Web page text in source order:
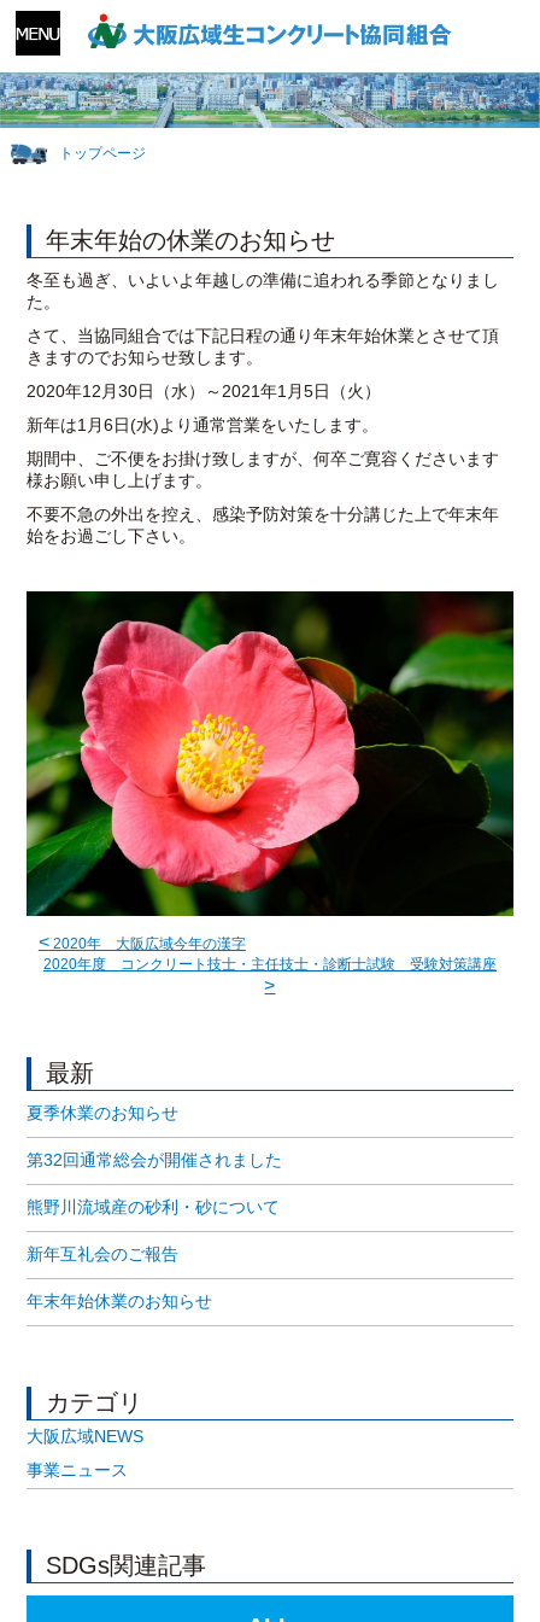
トップページ
年末年始の休業のお知らせ
冬至も過ぎ、いよいよ年越しの準備に追われる季節となりまし
た。
さて、当協同組合では下記日程の通り年末年始休業とさせて頂
きますのでお知らせ致します。
2020年12月30日（水）～2021年1月5日（火）
新年は1月6日(水)より通常営業をいたします。
期間中、ご不便をお掛け致しますが、何卒ご寛容くださいます
様お願い申し上げます。
不要不急の外出を控え、感染予防対策を十分講じた上で年末年
始をお過ごし下さい。
<2020年 大阪広域今年の漢字
2020年度 コンクリート技士・主任技士・診断士試験 受験対策講座
>
最新
夏季休業のお知らせ
第32回通常総会が開催されました
熊野川流域産の砂利・砂について
新年互礼会のご報告
年末年始休業のお知らせ
カテゴリ
大阪広域NEWS
事業ニュース
SDGs関連記事